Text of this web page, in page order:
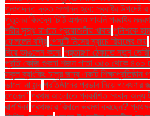
পুনঃতদন্ত দ্রুত সম্পন্ন হবে: স্বরাষ্ট্র
পুতুলের বিরুদ্ধে চিঠি এখনও পায়নি পররাষ্ট্র
শরীর সুস্থ রাখতে প্রয়োজনীয় খাবার পুলিশকে
ফেললেন রদ্রি পেনাল্টি মিসের ম্যাচে রিয়ালের জয়
বিয়ে ভাঙলেন কনে! প্রতারণা ঠেকাতে নতুন
প্রতি কেজি শুকনা শজন পাতা ৩৫০ থেকে ৪০০
স্কুল ব্যাংকিং চালুর জন্য একটি শিক্ষাপ্রতিষ্ঠান
ভালো না মন্দ প্রতিষ্ঠানের প্রভাব নিয়ে
পেলেন" প্রথম আলোতে প্রকাশিত সংবাদ
রাশমিকা প্রথমবার বিমানে ভ্রমণ করছেন?